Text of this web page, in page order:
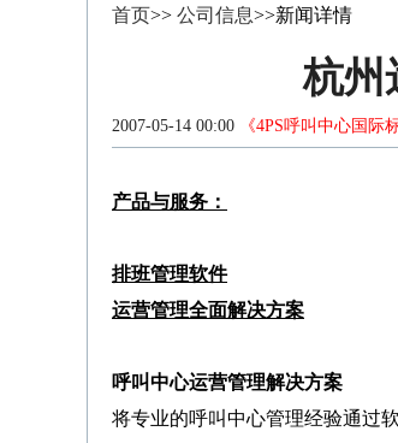
首页>> 公司信息>>新闻详情
杭州
2007-05-14 00:00 《4PS呼叫中心国际
产品与服务：
排班管理软件
运营管理全面解决方案
呼叫中心运营管理解决方案
将专业的呼叫中心管理经验通过